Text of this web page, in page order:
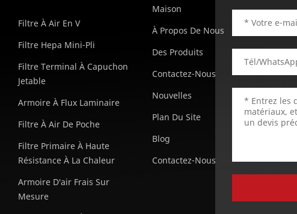
Filtre À Air En V
Filtre Hepa Mini-Pli
Filtre Terminal À Capuchon
Jetable
Armoire À Flux Laminaire
Filtre À Air De Poche
Filtre Primaire À Haute
Résistance À La Chaleur
Armoire D'air Frais Sur
Mesure
Maison
À Propos De Nous
Des Produits
Contactez-Nous
Nouvelles
Plan Du Site
Blog
Contactez-Nous